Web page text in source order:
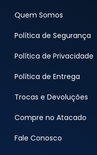
Quem Somos
Política de Segurança
Política de Privacidade
Política de Entrega
Trocas e Devoluções
Compre no Atacado
Fale Conosco